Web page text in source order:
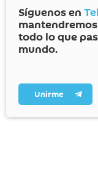
Síguenos en
todo lo que
mundo.
Unirme